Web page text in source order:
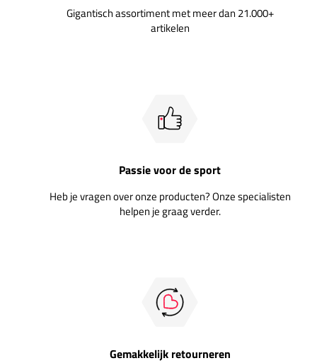
Gigantisch assortiment met meer dan 21.000+
artikelen
Passie voor de sport
Heb je vragen over onze producten? Onze specialisten
helpen je graag verder.
Gemakkelijk retourneren